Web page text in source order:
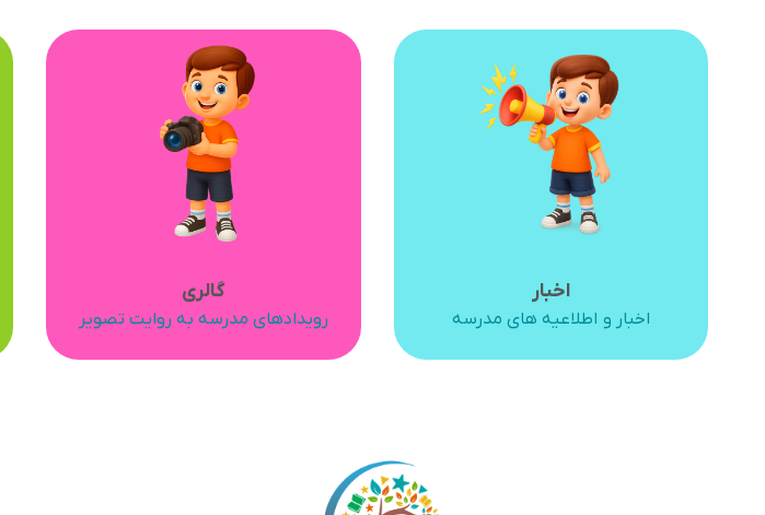
اخبار
اخبار و اطلاعیه های مدرسه
گالری
رویدادهای مدرسه به روایت تصویر